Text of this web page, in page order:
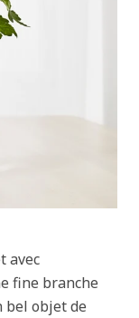
avec
fine branche
bel objet de